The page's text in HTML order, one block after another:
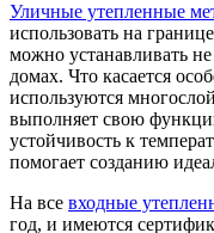
Уличные утепленные
использовать на
можно устанавливать
домах. Что касается
используются
выполняет свою
устойчивость к
помогает созданию
На все входные
год, и имеются